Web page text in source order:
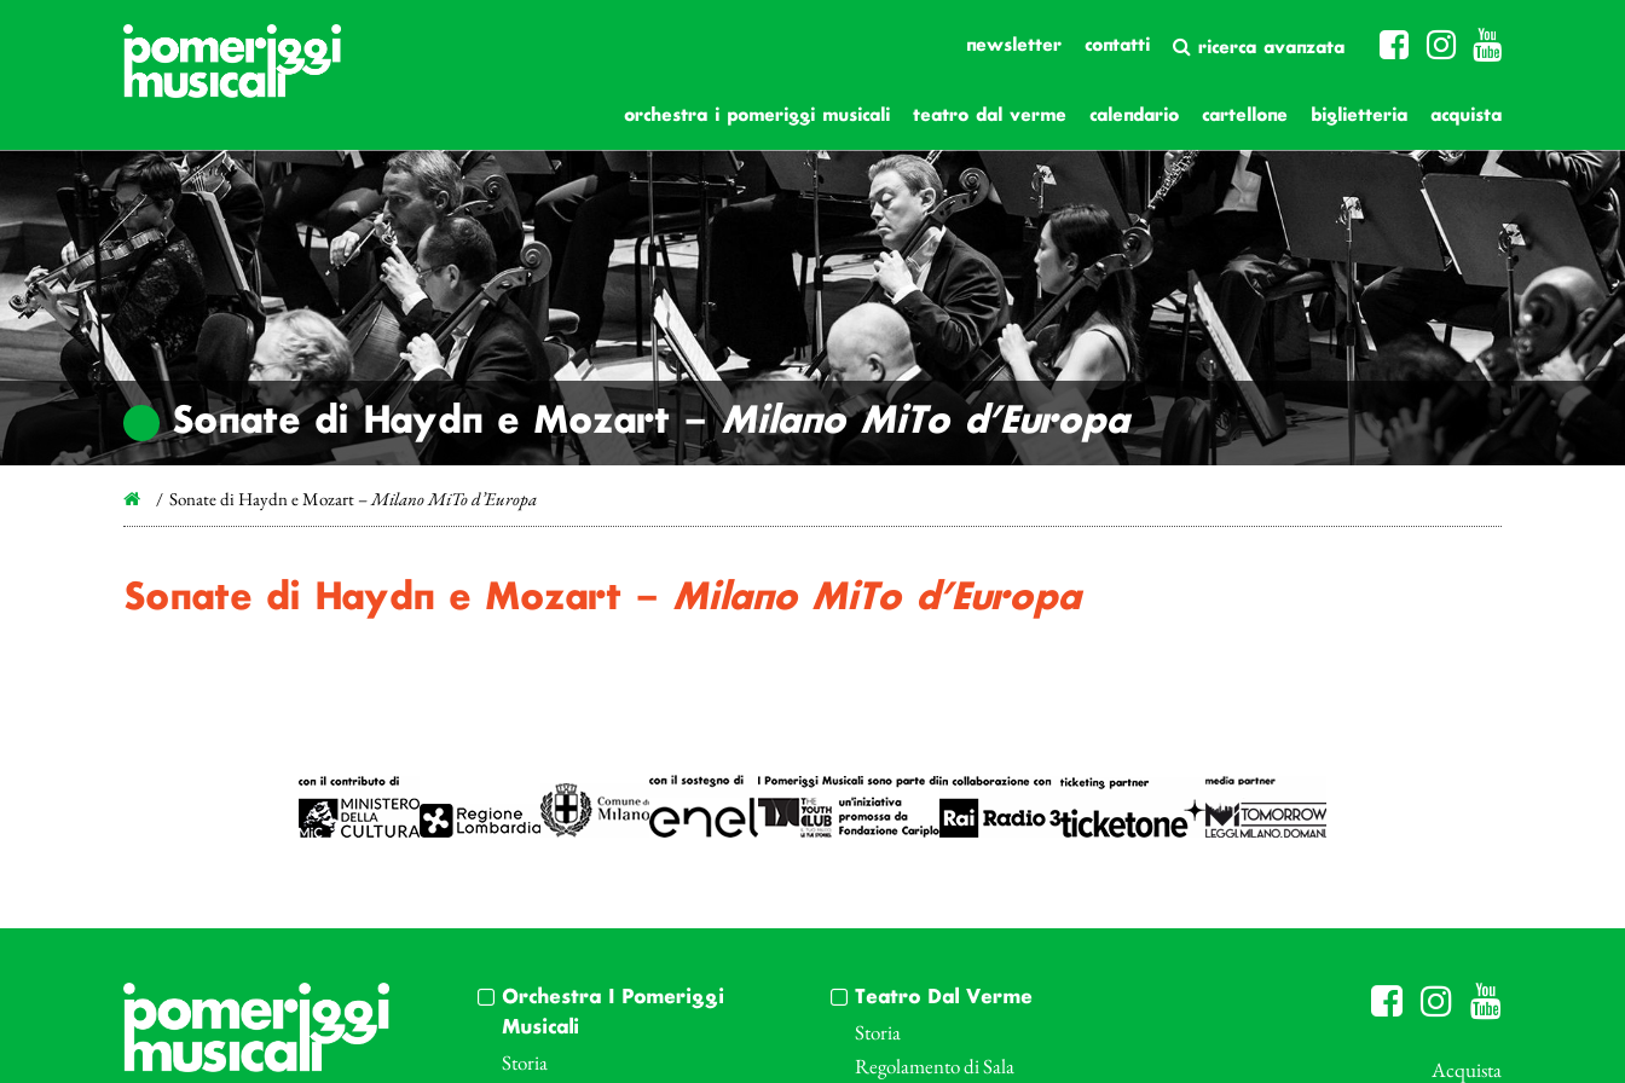
newsletter contatti ricerca avanzata
orchestra i pomeriggi musicali teatro dal verme calendario cartellone biglietteria acquista
Sonate di Haydn e Mozart –Milano MiTo d’Europa
Sonate di Haydn e Mozart –Milano MiTo d’Europa
Sonate di Haydn e Mozart – Milano MiTo d’Europa
Orchestra I Pomeriggi
Musicali
Storia
Teatro Dal Verme
Storia
Regolamento di Sala
Acquista